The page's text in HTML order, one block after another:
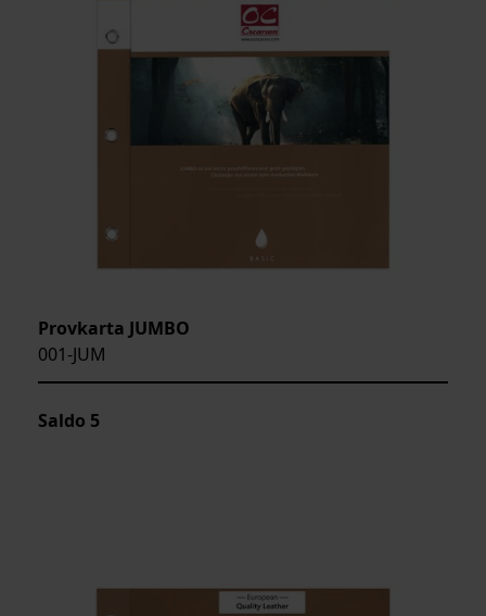
Provkarta JUMBO
001-JUM
Saldo 5